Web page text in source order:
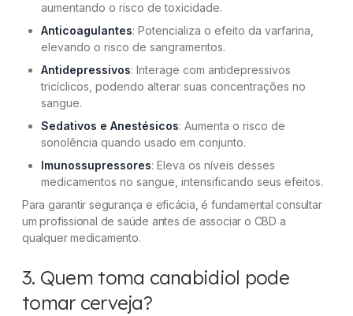
aumentando o risco de toxicidade.
Anticoagulantes: Potencializa o efeito da varfarina,
elevando o risco de sangramentos.
Antidepressivos: Interage com antidepressivos
tricíclicos, podendo alterar suas concentrações no
sangue.
Sedativos e Anestésicos: Aumenta o risco de
sonolência quando usado em conjunto.
Imunossupressores: Eleva os níveis desses
medicamentos no sangue, intensificando seus efeitos.
Para garantir segurança e eficácia, é fundamental consultar
um profissional de saúde antes de associar o CBD a
qualquer medicamento.
3. Quem toma canabidiol pode
tomar cerveja?